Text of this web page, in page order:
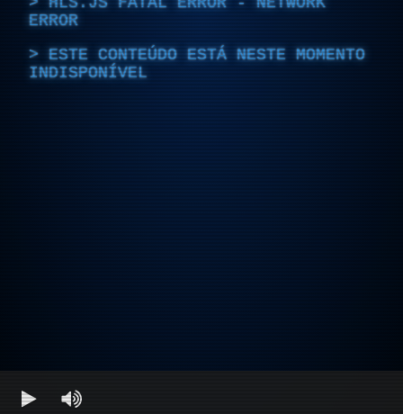
ERROR
ESTE CONTEÚDO ESTÁ NESTE MOMENTO
INDISPONÍVEL